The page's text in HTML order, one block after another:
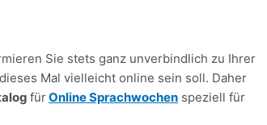
Sie stets ganz unverbindlich zu Ihrer
Mal vielleicht online sein soll. Daher
fürOnline Sprachwochen speziell für